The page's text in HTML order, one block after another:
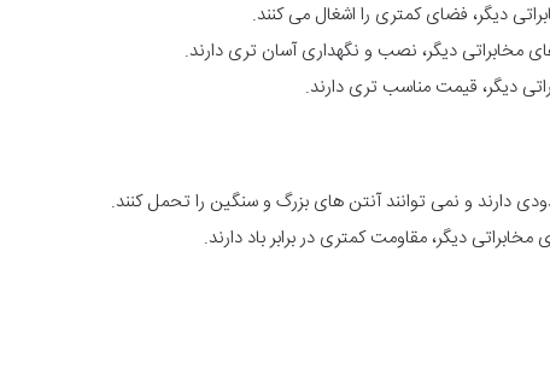
دیگر، فضای کمتری را اشغال می کنند.
مخابراتی دیگر، نصب و نگهداری آسان تری دارند.
دیگر، قیمت مناسب تری دارند.
دارند و نمی توانند آنتن های بزرگ و سنگین را تحمل کنند.
دیگر، مقاومت کمتری در برابر باد دارند.